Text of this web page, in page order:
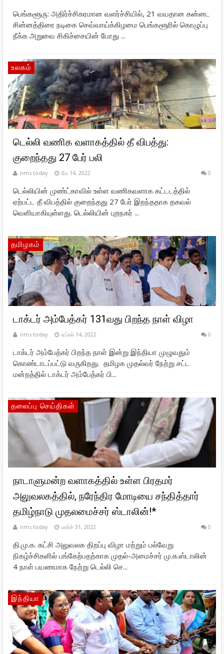
பெங்களூரு: அதிர்ச்சிகரமான வளர்ச்சியில், 21 வயதான கன்னட
சின்னத்திரை நடிகை செவ்வாய்க்கிழமை பெங்களூரில் கொழுப்பு
நீக்க அறுவை சிகிச்சையின் போது ...
உலகம்
டெல்லி வணிக வளாகத்தில் தீ விபத்து:
குறைந்தது 27 பேர் பலி
nms today மே 14, 2022 0
டெல்லியின் முண்ட்காவில் உள்ள வணிகவளாக கட்டடத்தில்
ஏற்பட்ட தீ விபத்தில் குறைந்தது 27 பேர் இறந்ததாக தகவல்
வெளியாகியுள்ளது. டெல்லியின் புறநகர் ...
தமிழகம்
டாக்டர் அம்பேத்கர் 131வது பிறந்த நாள் விழா
nms today ஏப்ரல் 14, 2022 0
டாக்டர் அம்பேத்கர் பிறந்த நாள் இன்று இந்தியா முழுவதும்
கொண்டாடப்பட்டு வருகிறது. தமிழக முதல்வர் நேற்று சட்ட
மன்றத்தில் டாக்டர் அம்பேத்கர் பி...
தலைப்பு செய்திகள்
நாடாளுமன்ற வளாகத்தில் உள்ள பிரதமர்
அலுவலகத்தில், நரேந்திர மோடியை சந்தித்தார்
தமிழ்நாடு முதலமைச்சர் ஸ்டாலின்!*
nms today மார்ச் 31, 2022 0
தி.மு.க. கட்சி அலுவலக திறப்பு விழா மற்றும் பல்வேறு
நிகழ்ச்சிகளில் பங்கேற்பதற்காக முதல்-அமைச்சர் மு.க.ஸ்டாலின்
4 நாள் பயணமாக நேற்று டெல்லி செ...
இந்தியா